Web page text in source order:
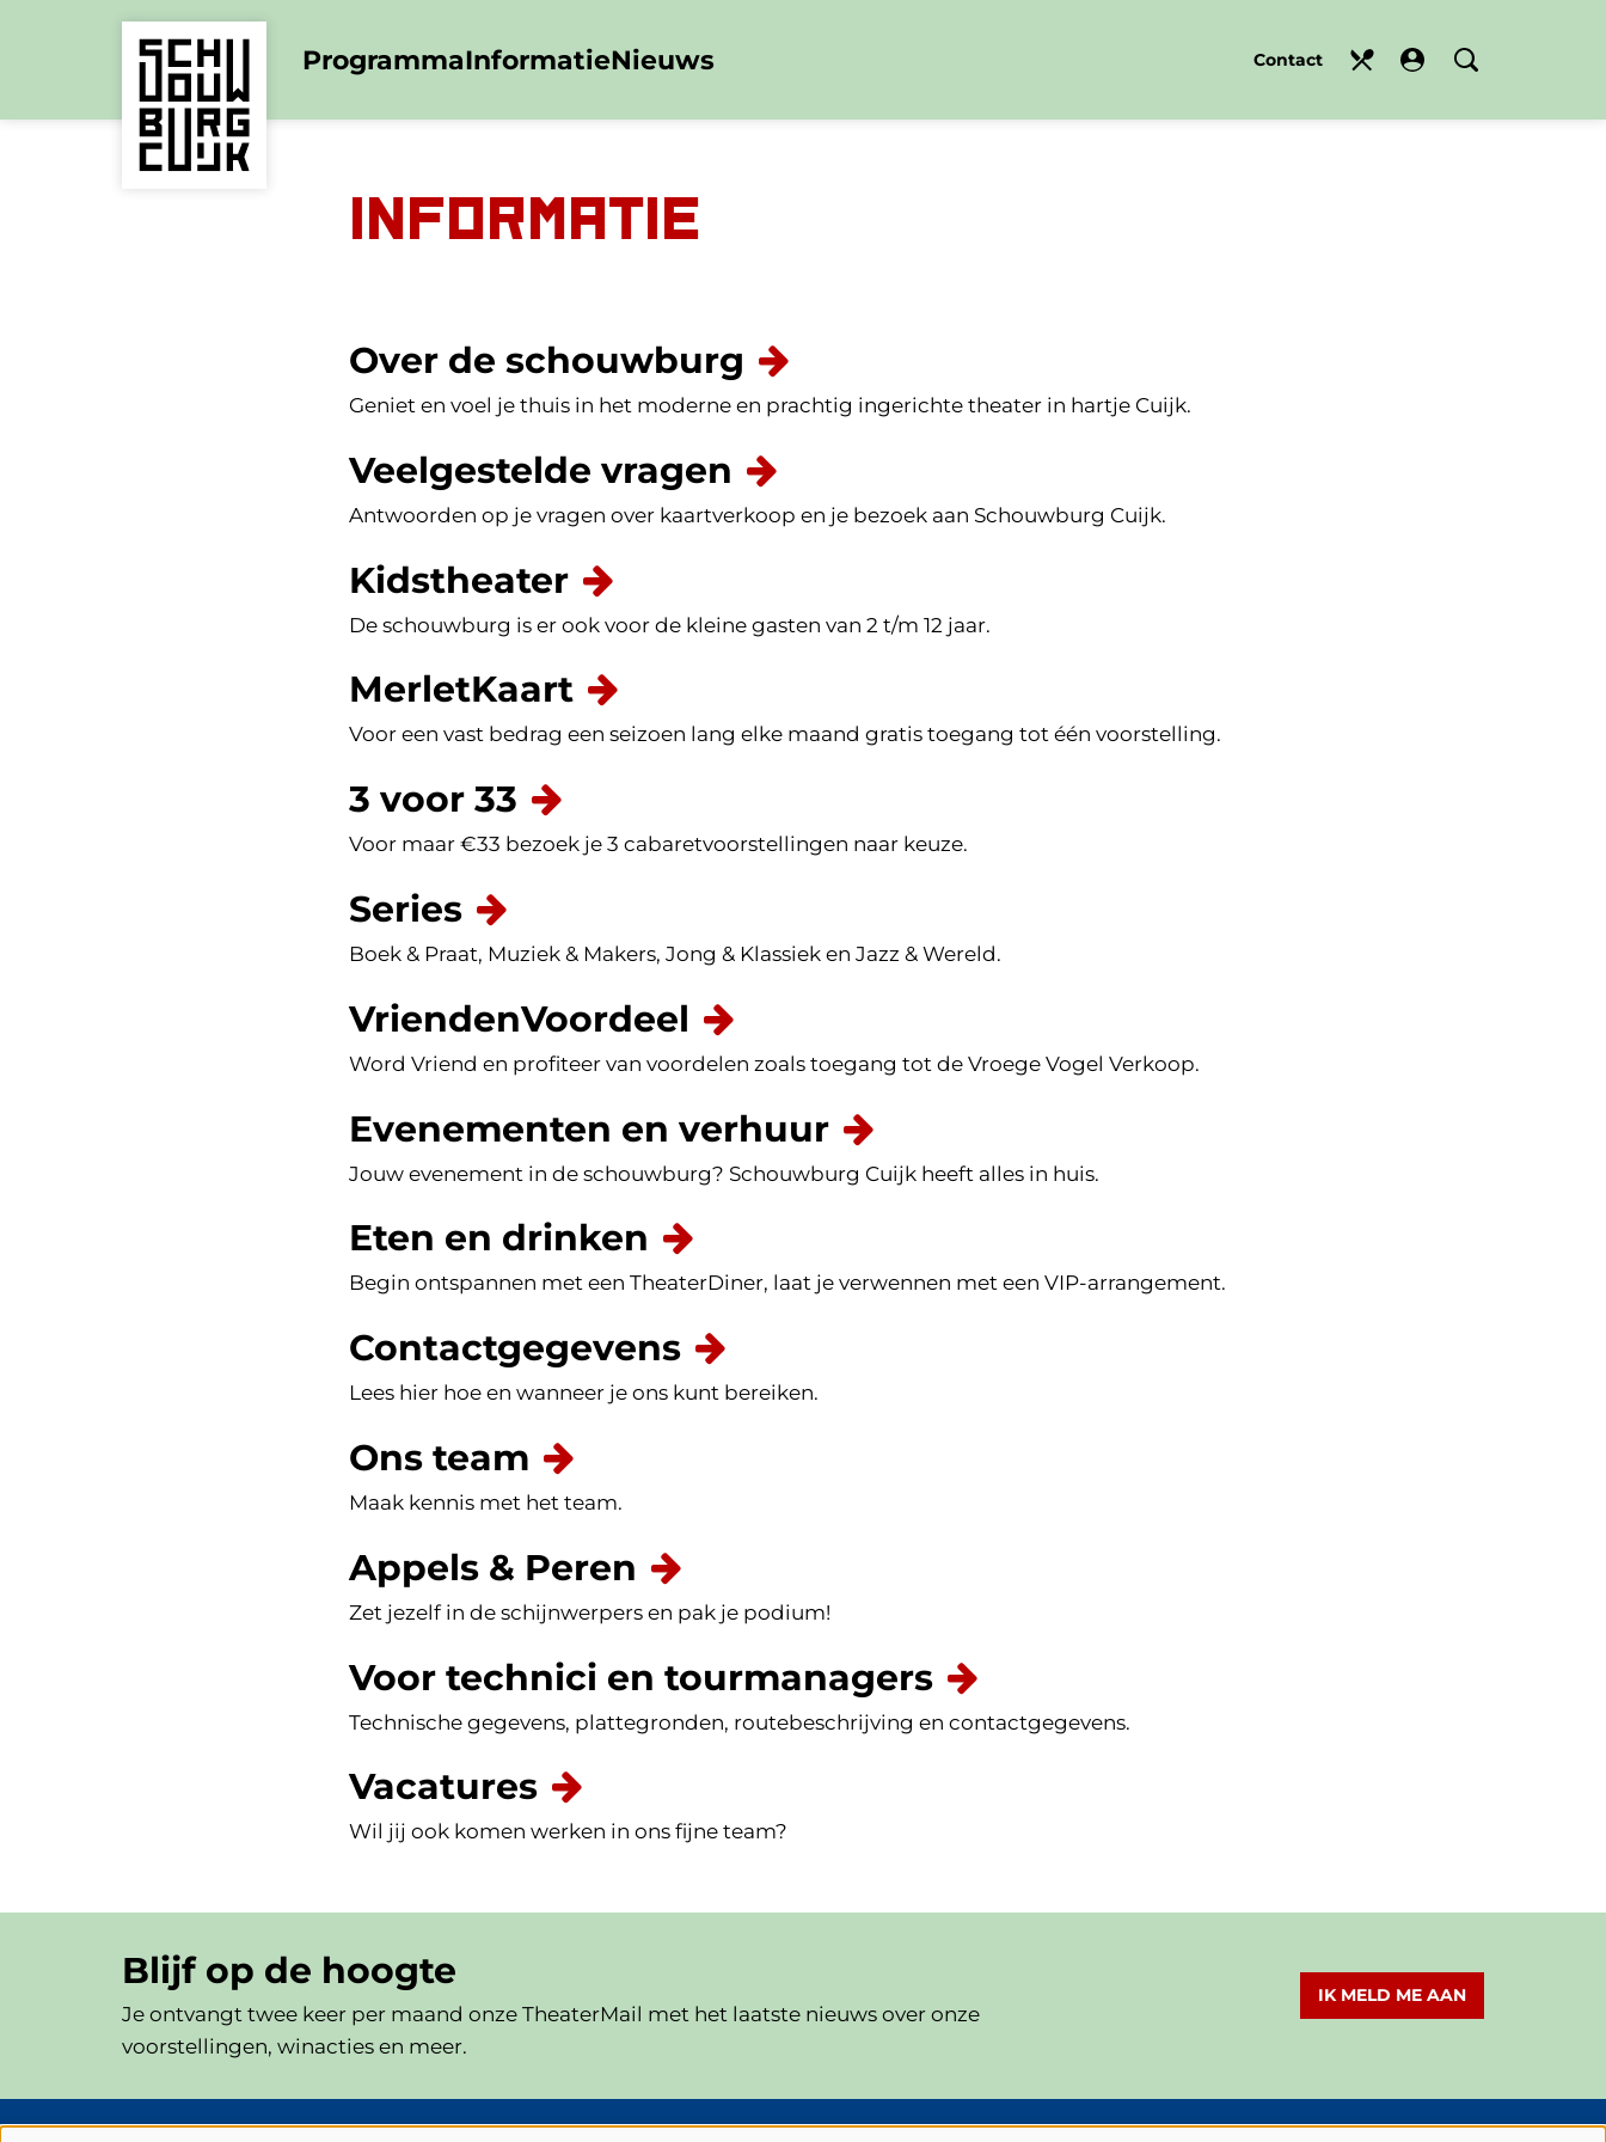
ProgrammaInformatieNieuws Contact
Informatie
Over de schouwburg
Geniet en voel je thuis in het moderne en prachtig ingerichte theater in hartje Cuijk.
Veelgestelde vragen
Antwoorden op je vragen over kaartverkoop en je bezoek aan Schouwburg Cuijk.
Kidstheater
De schouwburg is er ook voor de kleine gasten van 2 t/m 12 jaar.
MerletKaart
Voor een vast bedrag een seizoen lang elke maand gratis toegang tot één voorstelling.
3 voor 33
Voor maar €33 bezoek je 3 cabaretvoorstellingen naar keuze.
Series
Boek & Praat, Muziek & Makers, Jong & Klassiek en Jazz & Wereld.
VriendenVoordeel
Word Vriend en profiteer van voordelen zoals toegang tot de Vroege Vogel Verkoop.
Evenementen en verhuur
Jouw evenement in de schouwburg? Schouwburg Cuijk heeft alles in huis.
Eten en drinken
Begin ontspannen met een TheaterDiner, laat je verwennen met een VIP-arrangement.
Contactgegevens
Lees hier hoe en wanneer je ons kunt bereiken.
Ons team
Maak kennis met het team.
Appels & Peren
Zet jezelf in de schijnwerpers en pak je podium!
Voor technici en tourmanagers
Technische gegevens, plattegronden, routebeschrijving en contactgegevens.
Vacatures
Wil jij ook komen werken in ons fijne team?
Blijf op de hoogte
Je ontvangt twee keer per maand onze TheaterMail met het laatste nieuws over onze
voorstellingen, winacties en meer.
IK MELD ME AAN